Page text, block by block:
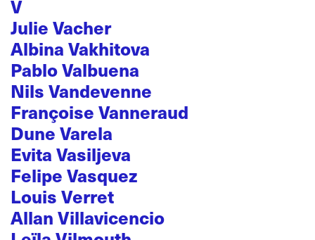
V
Julie Vacher
Albina Vakhitova
Pablo Valbuena
Nils Vandevenne
Françoise Vanneraud
Dune Varela
Evita Vasiljeva
Felipe Vasquez
Louis Verret
Allan Villavicencio